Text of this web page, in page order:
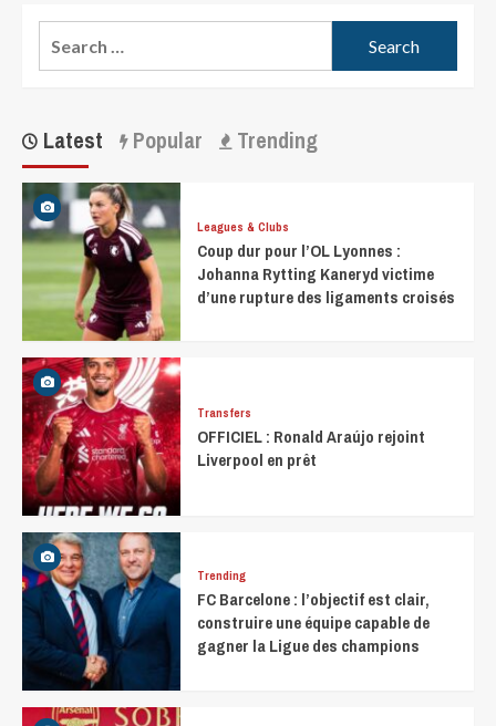
Latest Popular Trending
Leagues & Clubs
Coup dur pour l’OL Lyonnes :
Johanna Rytting Kaneryd victime
d’une rupture des ligaments croisés
Transfers
OFFICIEL : Ronald Araújo rejoint
Liverpool en prêt
Trending
FC Barcelone : l’objectif est clair,
construire une équipe capable de
gagner la Ligue des champions